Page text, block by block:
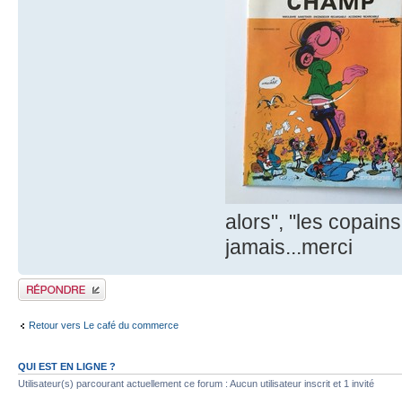
alors", "les
jamais...merci
Publier une réponse
Retour vers Le café du commerce
QUI EST EN LIGNE ?
Utilisateur(s) parcourant actuellement ce forum : Aucun utilisateur inscrit et 1 invité